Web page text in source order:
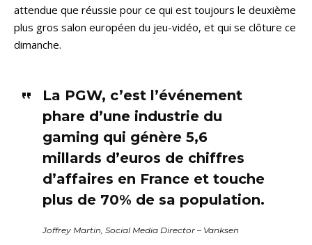
attendue que réussie pour ce qui est toujours le deuxième
plus gros salon européen du jeu-vidéo, et qui se clôture ce
dimanche.
La PGW, c’est l’événement
phare d’une industrie du
gaming qui génère 5,6
millards d’euros de chiffres
d’affaires en France et touche
plus de 70% de sa population.
Joffrey Martin, Social Media Director – Vanksen